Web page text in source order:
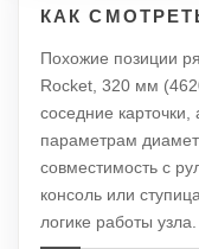
КАК
Похожие позиции
Rocket, 320 мм
соседние
параметрам
совместимость с
консоль или
логике работы узла.